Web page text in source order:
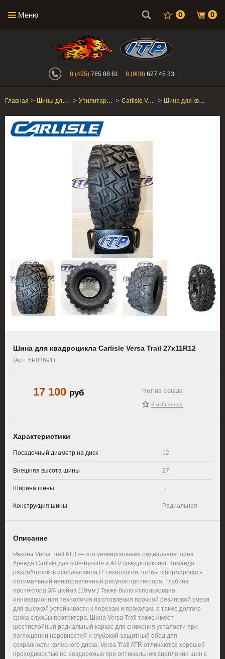
Меню 0 0
Интернет-магазин "Поросенок".
8 (495) 765 88 61 8 (909) 627 45 33
Главная > Шины для квадроцикла > Утилитарные ATV/SxS > Carlisle Versa Trail > Шина для квадроцикла Carlisle Versa Trail 27x11R12
Шина для квадроцикла Carlisle Versa Trail 27x11R12
(Арт. 6P02691)
17 100 руб Нет на складе
В избранное
Характеристики
Посадочный диаметр на диск 12
Внешняя высота шины 27
Ширина шины 11
Конструкция шины Радиальная
Описание
Резина Versa Trail ATR — это универсальная радиальная шина
бренда Carlisle для side-by-side и ATV (квадроциклов). Команда
разработчиков использовала IT технологии, чтобы сформировать
оптимальный ненаправленный рисунок протектора. Глубина
протектора 3/4 дюйма (19мм.) Также была использована
инновационная технология изготовления прочной резиновой смеси
для высокой устойчивости к порезам и проколам, а также долгого
срока службы протектора. Шина Versa Trail также имеет
шестислойный радиальный каркас для снижения усталости при
поглощении неровностей и глубокий защитный обод для
сохранности колесного диска. Versa Trail ATR отличаются хорошей
проходимостью по бездорожью при оптимальном сцеплении шин с